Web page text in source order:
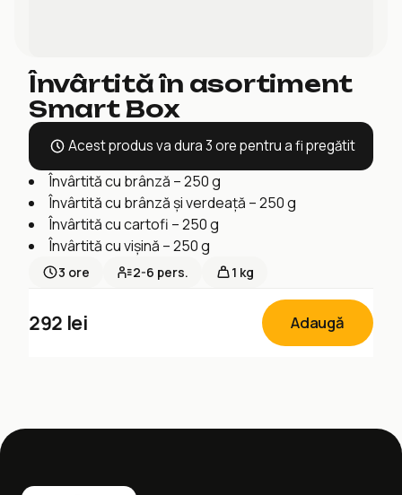
Învârtită în asortiment
Smart Box
Acest produs va dura 3 ore pentru a fi pregătit
Învârtită cu brânză – 250 g
Învârtită cu brânză și verdeață – 250 g
Învârtită cu cartofi – 250 g
Învârtită cu vișină – 250 g
3 ore 2-6 pers. 1 kg
292 lei Adaugă